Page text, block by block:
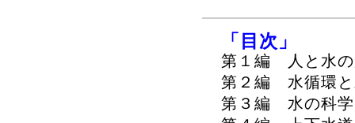
「目次」
第１編 人と水の
第２編 水循環と
第３編 水の科学